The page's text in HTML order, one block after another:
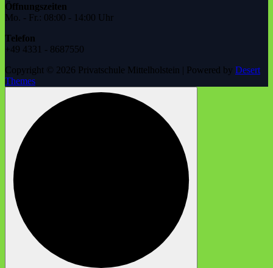
Öffnungszeiten
Mo. - Fr.: 08:00 - 14:00 Uhr
Telefon
+49 4331 - 8687550
Copyright © 2026 Privatschule Mittelholstein | Powered by Desert
Themes